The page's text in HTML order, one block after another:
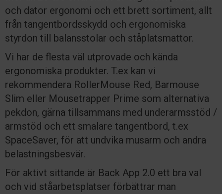
och dator ergonomi och ett brett sortiment, allt
från tangentbordsskydd och ergonomiska
styrdon till balansstolar och ståplatsmattor.
Vi har de flesta väl utprovade och kända
ergonomiska produkter. T.ex kan vi
rekommendera RollerMouse Red, Barmouse
Slim eller Mousetrapper Prime som alternativa
pekdon, gärna tillsammans med underarmsstöd /
armstöd och ett smalare tangentbord, t.ex
SpaceSaver, för att undvika musarm och andra
belastningsbesvär.
För aktivt sittande är Back App 2.0 ett bra val
och vid ståarbetsplatser förbättrar man